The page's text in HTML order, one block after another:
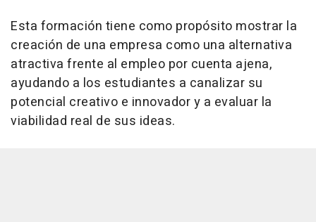
Esta formación tiene como propósito mostrar la
creación de una empresa como una alternativa
atractiva frente al empleo por cuenta ajena,
ayudando a los estudiantes a canalizar su
potencial creativo e innovador y a evaluar la
viabilidad real de sus ideas.